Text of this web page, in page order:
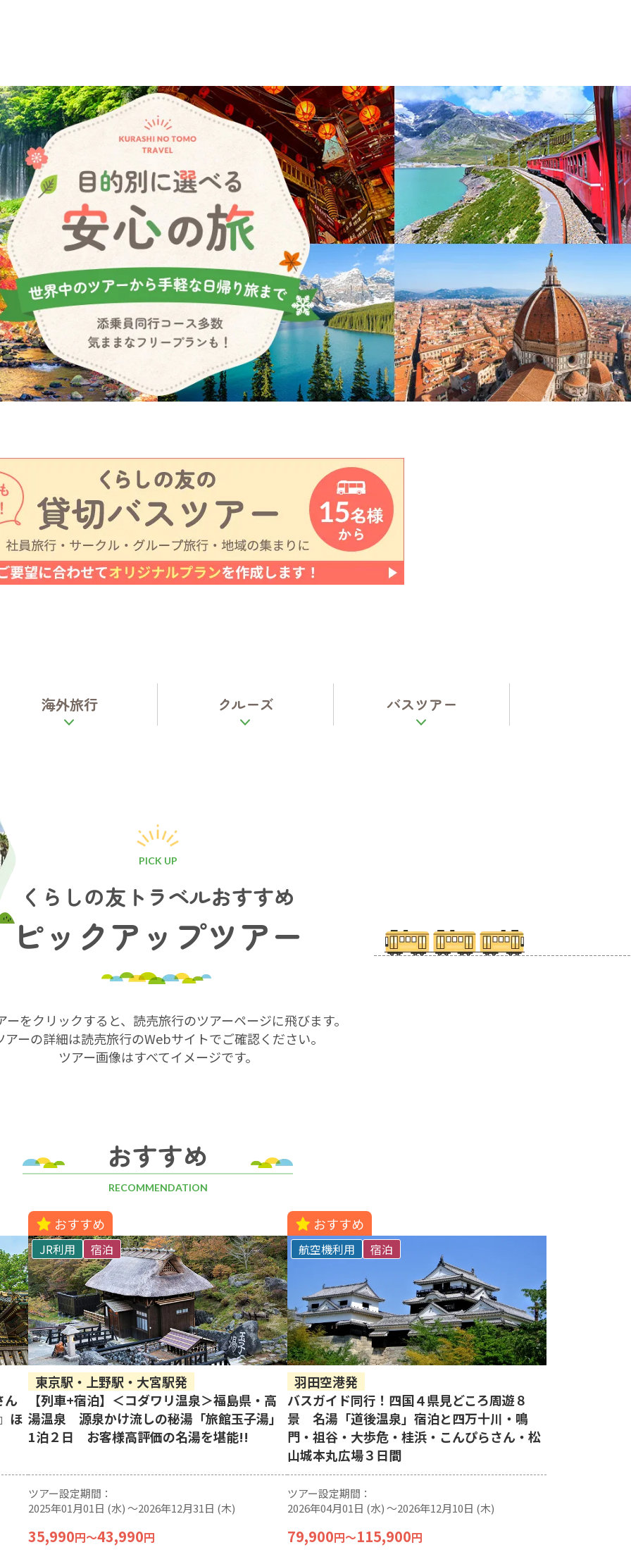
海外旅行 クルーズ バスツアー
PICK UP
くらしの友トラベルおすすめ
ピックアップツアー
ーをクリックすると、読売旅行のツアーページに飛びます。
アーの詳細は読売旅行のWebサイトでご確認ください。
ツアー画像はすべてイメージです。
おすすめ
RECOMMENDATION
ん
ほ
おすすめ
東京駅・上野駅・大宮駅発
JR利用 宿泊
【列車+宿泊】＜コダワリ温泉＞福島県・高
湯温泉 源泉かけ流しの秘湯「旅館玉子湯」
1泊２日 お客様高評価の名湯を堪能!!
ツアー設定期間：
2025年01月01日 (水) 〜2026年12月31日 (木)
35,990円〜43,990円
おすすめ
羽田空港発
航空機利用 宿泊
バスガイド同行！四国４県見どころ周遊８
景 名湯「道後温泉」宿泊と四万十川・鳴
門・祖谷・大歩危・桂浜・こんぴらさん・松
山城本丸広場３日間
ツアー設定期間：
2026年04月01日 (水) 〜2026年12月10日 (木)
79,900円〜115,900円